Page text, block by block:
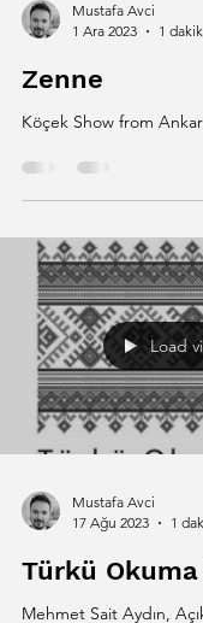
Mustafa Avci
1 Ara 2023
1
Zenne
Köçek Show from
Load
Mustafa Avci
17 Ağu 2023
1
Türkü
Mehmet Sait Aydın,